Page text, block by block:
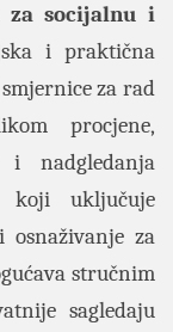
za socijalnu i
i praktična
za rad
procjene,
i nadgledanja
koji uključuje
za
stručnim
sagledaju